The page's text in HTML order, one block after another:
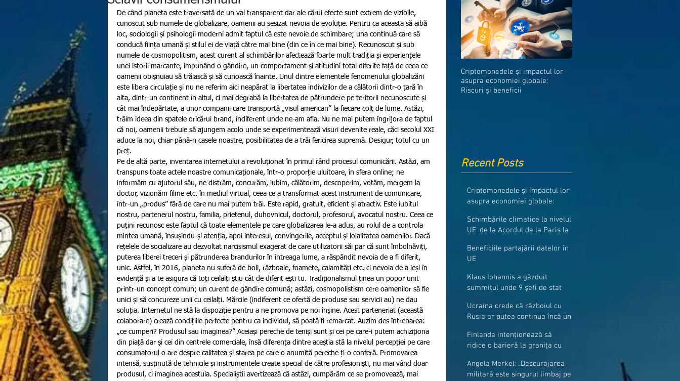
De când planeta este traversată de un val transparent dar ale cărui efecte sunt extrem de vizibile,
cunoscut sub numele de globalizare, oamenii au sesizat nevoia de evoluție. Pentru ca aceasta să aibă
loc, sociologii și psihologii moderni admit faptul că este nevoie de schimbare; una continuă care să
conducă ființa umană și stilul ei de viață către mai bine (din ce în ce mai bine). Recunoscut și sub
numele de cosmopolitism, acest curent al schimbărilor afectează foarte mult tradiția și experiențele
unei istorii marcante, impunând o gândire, un comportament și atitudini total diferite față de ceea ce
oamenii obișnuiau să trăiască și să cunoască înainte. Unul dintre elementele fenomenului globalizării
este libera circulație și nu ne referim aici neapărat la libertatea indivizilor de a călătorii dintr-o țară în
alta, dintr-un continent în altul, ci mai degrabă la libertatea de pătrundere pe teritorii necunoscute și
cât mai îndepărtate, a unor companii care transportă „visul american” la fiecare colț de lume. Astăzi,
trăim ideea din spatele oricărui brand, indiferent unde ne-am afla. Nu ne mai putem îngrijora de faptul
că noi, oamenii trebuie să ajungem acolo unde se experimentează visuri devenite reale, căci secolul XXI
aduce la noi, chiar până-n casele noastre, posibilitatea de a trăi fericirea supremă. Desigur, totul cu un
preț.
Pe de altă parte, inventarea internetului a revoluționat în primul rând procesul comunicării. Astăzi, am
transpuns toate actele noastre comunicaționale, într-o proporție uluitoare, în sfera online; ne
informăm cu ajutorul său, ne distrăm, concurăm, iubim, călătorim, descoperim, votăm, mergem la
doctor, vizionăm filme etc. în mediul virtual, ceea ce a transformat acest instrument de comunicare,
într-un „produs” fără de care nu mai putem trăi. Este rapid, gratuit, eficient și atractiv. Este iubitul
nostru, partenerul nostru, familia, prietenul, duhovnicul, doctorul, profesorul, avocatul nostru. Ceea ce
puțini recunosc este faptul că toate elementele pe care globalizarea le-a adus, au rolul de a controla
mintea umană, însușindu-și atenția, apoi interesul, convingerile, acceptul și loialitatea oamenilor. Dacă
rețelele de socializare au dezvoltat narcisismul exagerat de care utilizatorii săi par că sunt îmbolnăviți,
puterea liberei treceri și pătrunderea brandurilor în întreaga lume, a răspândit nevoia de a fi diferit,
unic. Astfel, în 2016, planeta nu suferă de boli, războaie, foamete, calamități etc. ci nevoia de a ieși în
evidență și a te asigura că toți ceilalți știu cât de diferit ești tu. Tradiționalismul ținea un popor unit
printr-un concept comun; un curent de gândire comună; astăzi, cosmopolistism cere oamenilor să fie
unici și să concureze unii cu ceilalți. Mărcile (indiferent ce ofertă de produse sau servicii au) ne dau
soluția. Internetul ne stă la dispoziție pentru a ne promova pe noi înșine. Acest parteneriat (această
colaborare) crează condițiile perfecte pentru ca individul, să poată fi remarcat. Auzim des întrebarea:
„ce cumperi? Produsul sau imaginea?” Aceiași pereche de teniși sunt și cei pe care-i putem achiziționa
din piață dar și cei din centrele comerciale, însă diferența dintre aceștia stă la nivelul percepției pe care
consumatorul o are despre calitatea și starea pe care o anumită pereche ți-o conferă. Promovarea
intensă, susținută de tehnicile și instrumentele create special de către profesioniști, nu mai vând doar
produsul, ci imaginea acestuia. Specialiștii avertizează că astăzi, cumpărăm ce se promovează, mai
Criptomonedele și impactul lor
asupra economiei globale:
Riscuri și beneficii
Recent Posts
Criptomonedele și impactul lor
asupra economiei globale:
Schimbările climatice la nivelul
UE: de la Acordul de la Paris la
Beneficiile partajării datelor în
UE
Klaus Iohannis a găzduit
summitul unde 9 șefi de stat
granițe
Ucraina crede că războiul cu
Rusia ar putea continua încă un
Finlanda intenționează să
ridice o barieră la granița cu
Angela Merkel: „Descurajarea
militară este singurul limbaj pe